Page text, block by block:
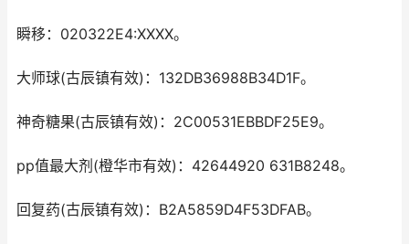
瞬移：020322E4:XXXX。
大师球(古辰镇有效)：132DB36988B34D1F。
神奇糖果(古辰镇有效)：2C00531EBBDF25E9。
pp值最大剂(橙华市有效)：42644920 631B8248。
回复药(古辰镇有效)：B2A5859D4F53DFAB。